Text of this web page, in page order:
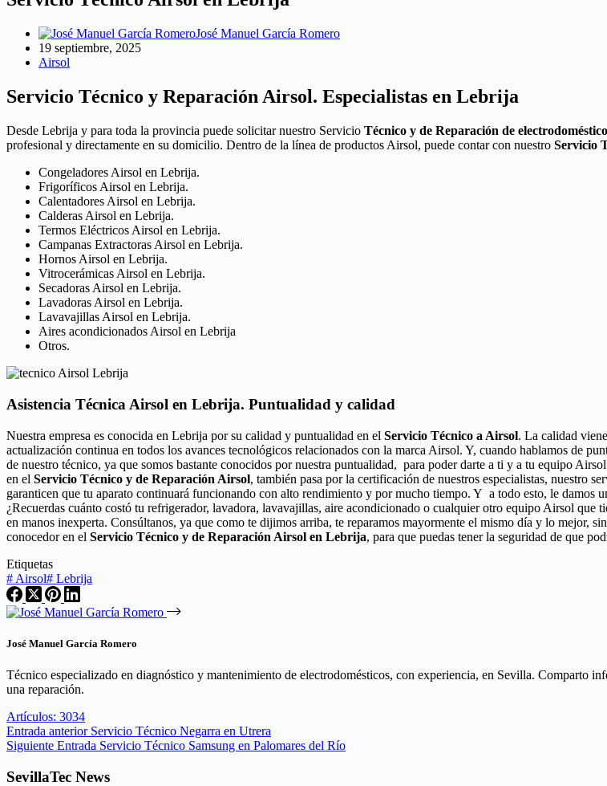
José Manuel García Romero
19 septiembre, 2025
Airsol
Servicio Técnico y Reparación Airsol. Especialistas en Lebrija
Desde Lebrija y para toda la provincia puede solicitar nuestro Servicio Técnico y de Reparación de
profesional y directamente en su domicilio. Dentro de la línea de productos Airsol, puede contar con nuestro Servicio
Congeladores Airsol en Lebrija.
Frigoríficos Airsol en Lebrija.
Calentadores Airsol en Lebrija.
Calderas Airsol en Lebrija.
Termos Eléctricos Airsol en Lebrija.
Campanas Extractoras Airsol en Lebrija.
Hornos Airsol en Lebrija.
Vitrocerámicas Airsol en Lebrija.
Secadoras Airsol en Lebrija.
Lavadoras Airsol en Lebrija.
Lavavajillas Airsol en Lebrija.
Aires acondicionados Airsol en Lebrija
Otros.
Asistencia Técnica Airsol en Lebrija. Puntualidad y calidad
Nuestra empresa es conocida en Lebrija por su calidad y puntualidad en el Servicio Técnico a Airsol. La calidad
actualización continua en todos los avances tecnológicos relacionados con la marca Airsol. Y, cuando hablamos de
de nuestro técnico, ya que somos bastante conocidos por nuestra puntualidad, para poder darte a ti y a tu equipo
en el Servicio Técnico y de Reparación Airsol, también pasa por la certificación de nuestros especialistas, nuestro
garanticen que tu aparato continuará funcionando con alto rendimiento y por mucho tiempo. Y a todo esto, le damos
¿Recuerdas cuánto costó tu refrigerador, lavadora, lavavajillas, aire acondicionado o cualquier otro equipo Airsol que
en manos inexperta. Consúltanos, ya que como te dijimos arriba, te reparamos mayormente el mismo día y lo mejor,
conocedor en el Servicio Técnico y de Reparación Airsol en Lebrija, para que puedas tener la seguridad de que
Etiquetas
# Airsol# Lebrija
José Manuel García Romero
Técnico especializado en diagnóstico y mantenimiento de electrodomésticos, con experiencia, en Sevilla. Comparto
una reparación.
Artículos: 3034
Entrada anterior Servicio Técnico Negarra en Utrera
Siguiente Entrada Servicio Técnico Samsung en Palomares del Río
SevillaTec News